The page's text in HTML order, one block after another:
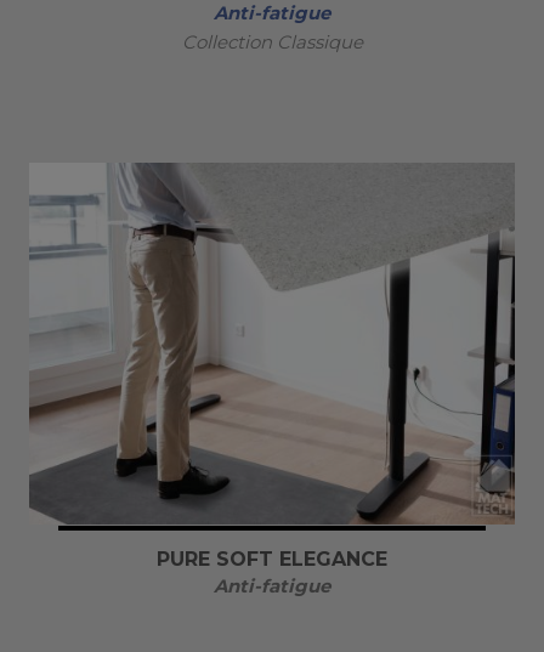
Anti-fatigue
Collection Classique
PURE SOFT ELEGANCE
Anti-fatigue